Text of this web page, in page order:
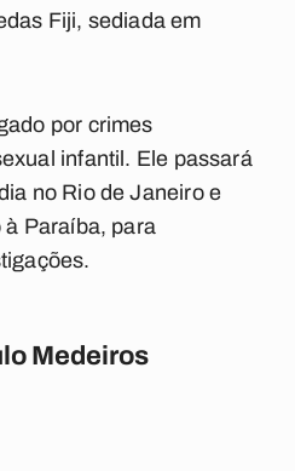
Fiji, sediada em
por crimes
infantil. Ele passará
no Rio de Janeiro e
Paraíba, para
Medeiros